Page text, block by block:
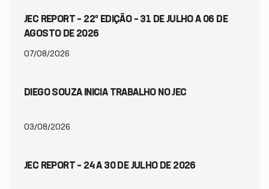
JEC REPORT – 22ª EDIÇÃO – 31 DE JULHO A 06 DE
AGOSTO DE 2026
07/08/2026
DIEGO SOUZA INICIA TRABALHO NO JEC
03/08/2026
JEC REPORT – 24 A 30 DE JULHO DE 2026